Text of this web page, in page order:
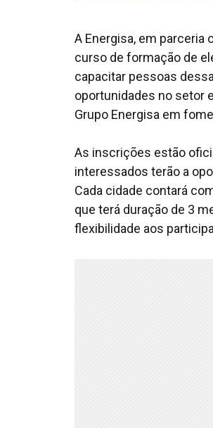
A Energisa, em parceria
curso de formação de
capacitar pessoas
oportunidades no setor
Grupo Energisa em
As inscrições estão
interessados terão a
Cada cidade contará
que terá duração de 3
flexibilidade aos